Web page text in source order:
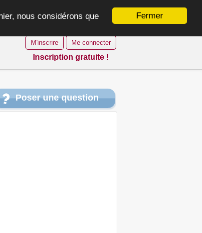
Fermer
nous considérons que
M'inscrire Me connecter
Inscription gratuite !
Poser une question